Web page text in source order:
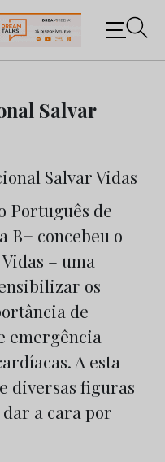
os negócios do
Salvar
Português de
B+ concebeu o
– uma
os
de
emergência
A esta
diversas figuras
a cara por